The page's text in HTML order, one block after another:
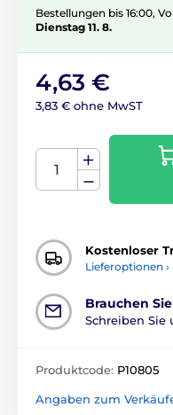
Bestellungen bis 16:00,
Dienstag 11. 8.
4,63 €
3,83 € ohne MwST
Kostenloser
Lieferoptionen ›
Brauchen
Schreiben Sie
Produktcode: P10805
Angaben zum